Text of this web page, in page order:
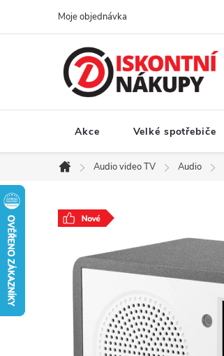
Moje objednávka
Akce Velké spotřebiče
Domů
Audio video TV Audio